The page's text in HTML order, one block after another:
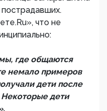
пострадавших.
что не
где общаются
немало примеров
дети после
Некоторые дети